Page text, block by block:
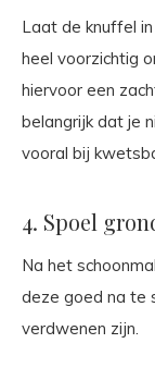
Laat de knuffel
heel voorzichtig
hiervoor een
belangrijk dat je
vooral bij
4. Spoel
Na het
deze goed na te
verdwenen zijn.